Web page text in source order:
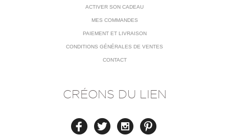
ACTIVER SON CADEAU
MES COMMANDES
PAIEMENT ET LIVRAISON
CONDITIONS GÉNÉRALES DE VENTES
CONTACT
CRÉONS DU LIEN